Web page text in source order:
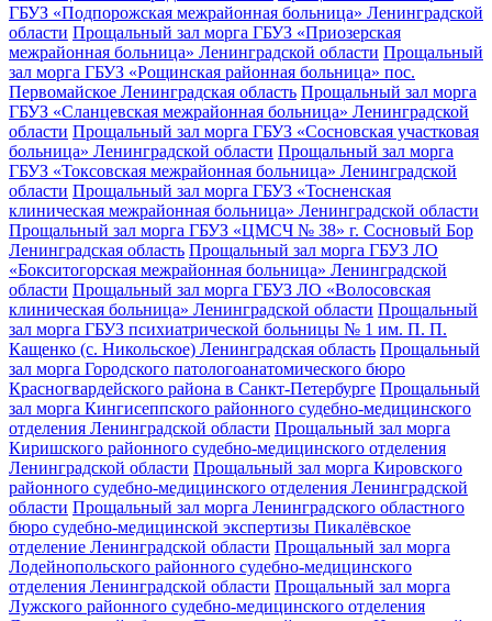
ГБУЗ «Подпорожская межрайонная больница» Ленинградской
области Прощальный зал морга ГБУЗ «Приозерская
межрайонная больница» Ленинградской области Прощальный
зал морга ГБУЗ «Рощинская районная больница» пос.
Первомайское Ленинградская область Прощальный зал морга
ГБУЗ «Сланцевская межрайонная больница» Ленинградской
области Прощальный зал морга ГБУЗ «Сосновская участковая
больница» Ленинградской области Прощальный зал морга
ГБУЗ «Токсовская межрайонная больница» Ленинградской
области Прощальный зал морга ГБУЗ «Тосненская
клиническая межрайонная больница» Ленинградской области
Прощальный зал морга ГБУЗ «ЦМСЧ № 38» г. Сосновый Бор
Ленинградская область Прощальный зал морга ГБУЗ ЛО
«Бокситогорская межрайонная больница» Ленинградской
области Прощальный зал морга ГБУЗ ЛО «Волосовская
клиническая больница» Ленинградской области Прощальный
зал морга ГБУЗ психиатрической больницы № 1 им. П. П.
Кащенко (с. Никольское) Ленинградская область Прощальный
зал морга Городского патологоанатомического бюро
Красногвардейского района в Санкт-Петербурге Прощальный
зал морга Кингисеппского районного судебно-медицинского
отделения Ленинградской области Прощальный зал морга
Киришского районного судебно-медицинского отделения
Ленинградской области Прощальный зал морга Кировского
районного судебно-медицинского отделения Ленинградской
области Прощальный зал морга Ленинградского областного
бюро судебно-медицинской экспертизы Пикалёвское
отделение Ленинградской области Прощальный зал морга
Лодейнопольского районного судебно-медицинского
отделения Ленинградской области Прощальный зал морга
Лужского районного судебно-медицинского отделения